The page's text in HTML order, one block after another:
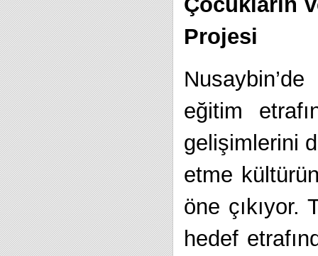
Projesi
eğitim
gelişimlerini
etme
öne çıkıyor.
hedef